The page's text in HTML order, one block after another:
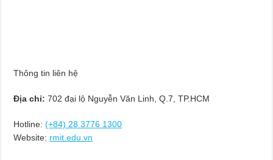
Thông tin liên hệ
Địa chỉ: 702 đại lộ Nguyễn Văn Linh, Q.7, TP.HCM
Hotline: (+84) 28 3776 1300
Website: rmit.edu.vn